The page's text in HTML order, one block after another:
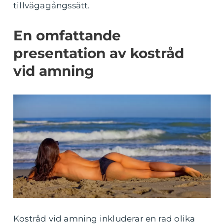
tillvägagångssätt.
En omfattande
presentation av kostråd
vid amning
Kostråd vid amning inkluderar en rad olika